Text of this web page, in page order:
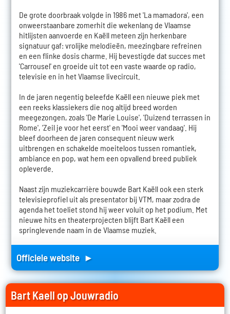
De grote doorbraak volgde in 1986 met 'La mamadora', een
onweerstaanbare zomerhit die wekenlang de Vlaamse
hitlijsten aanvoerde en Kaëll meteen zijn herkenbare
signatuur gaf: vrolijke melodieën, meezingbare refreinen
en een flinke dosis charme. Hij bevestigde dat succes met
'Carrousel' en groeide uit tot een vaste waarde op radio,
televisie en in het Vlaamse livecircuit.
In de jaren negentig beleefde Kaëll een nieuwe piek met
een reeks klassiekers die nog altijd breed worden
meegezongen, zoals 'De Marie Louise', 'Duizend terrassen in
Rome', 'Zeil je voor het eerst' en 'Mooi weer vandaag'. Hij
bleef doorheen de jaren consequent nieuw werk
uitbrengen en schakelde moeiteloos tussen romantiek,
ambiance en pop, wat hem een opvallend breed publiek
opleverde.
Naast zijn muziekcarrière bouwde Bart Kaëll ook een sterk
televisieprofiel uit als presentator bij VTM, maar zodra de
agenda het toeliet stond hij weer voluit op het podium. Met
nieuwe hits en theaterprojecten blijft Bart Kaëll een
springlevende naam in de Vlaamse muziek.
Officiele website ►
Bart Kaell op Jouwradio